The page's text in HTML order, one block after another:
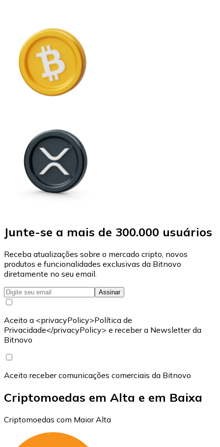
Junte-se a mais de 300.000 usuários
Receba atualizações sobre o mercado cripto, novos
produtos e funcionalidades exclusivas da Bitnovo
diretamente no seu email.
Assinar
Aceito a <privacyPolicy>Política de
Privacidade</privacyPolicy> e receber a Newsletter da
Bitnovo
Aceito receber comunicações comerciais da Bitnovo
Criptomoedas em Alta e em Baixa
Criptomoedas com Maior Alta